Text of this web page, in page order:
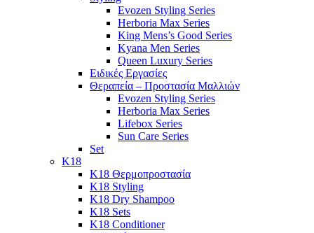
Evozen Styling Series
Herboria Max Series
King Mens’s Good Series
Kyana Men Series
Queen Luxury Series
Ειδικές Εργασίες
Θεραπεία – Προστασία Μαλλιών
Evozen Styling Series
Herboria Max Series
Lifebox Series
Sun Care Series
Set
K18
K18 Θερμοπροστασία
K18 Styling
K18 Dry Shampoo
K18 Sets
K18 Conditioner